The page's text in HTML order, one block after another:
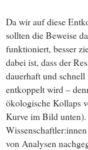
Da wir auf diese
sollten die Beweise
funktioniert, besser
dabei ist, dass der
dauerhaft und
entkoppelt wird –
ökologische Kollaps
Kurve im Bild unten).
von Analysen